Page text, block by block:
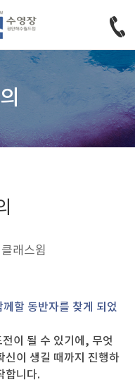
래스윔
할 동반자를 찾게 되었
이 될 수 있기에, 무엇
신이 생길 때까지 진행하
합니다.